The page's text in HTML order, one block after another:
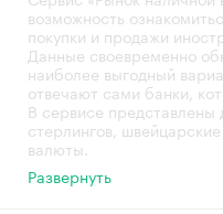
возможность
покупки и продажи
Данные своевременно
наиболее выгодный
отвечают сами банки,
В сервисе представлены
стерлингов,
валюты.
Развернуть